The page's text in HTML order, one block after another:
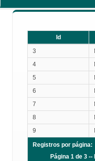
Id
3
4
5
6
7
8
9
Registros por página:
Página 1 de 3